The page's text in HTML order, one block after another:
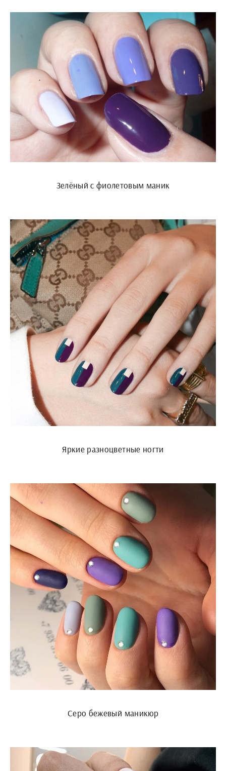
Зелёный с фиолетовым маник
Яркие разноцветные ногти
Серо бежевый маникюр